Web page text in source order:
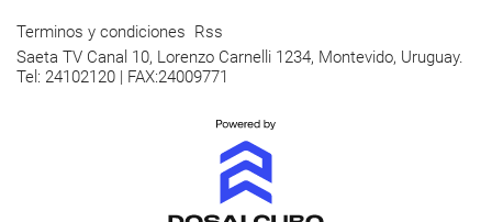
Terminos y condiciones Rss
Saeta TV Canal 10, Lorenzo Carnelli 1234, Montevido, Uruguay.
Tel: 24102120 | FAX:24009771